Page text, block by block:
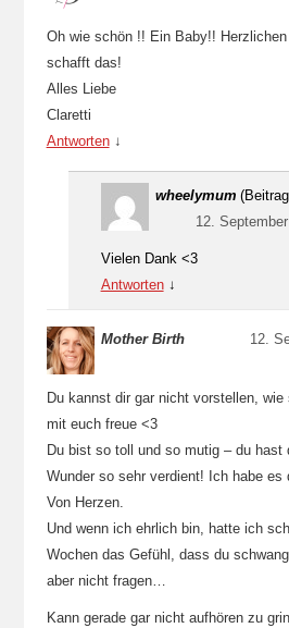
Oh wie schön !! Ein Baby!!
schafft das!
Alles Liebe
Claretti
Antworten ↓
wheelymum
12.
Vielen Dank <3
Antworten ↓
Mother Birth 12.
Du kannst dir gar nicht vorstellen,
mit euch freue <3
Du bist so toll und so mutig – du hast
Wunder so sehr verdient! Ich habe es
Von Herzen.
Und wenn ich ehrlich bin, hatte ich
Wochen das Gefühl, dass du
aber nicht fragen…
Kann gerade gar nicht aufhören zu